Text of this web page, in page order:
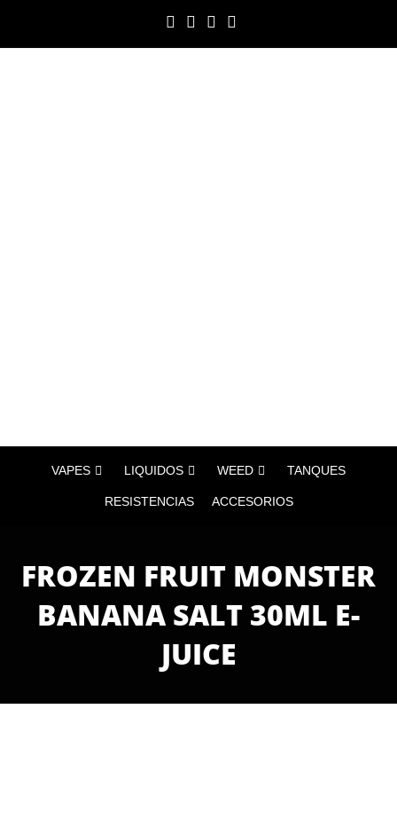
VAPES LIQUIDOS WEED TANQUES
RESISTENCIAS ACCESORIOS
FROZEN FRUIT MONSTER
BANANA SALT 30ML E-
JUICE